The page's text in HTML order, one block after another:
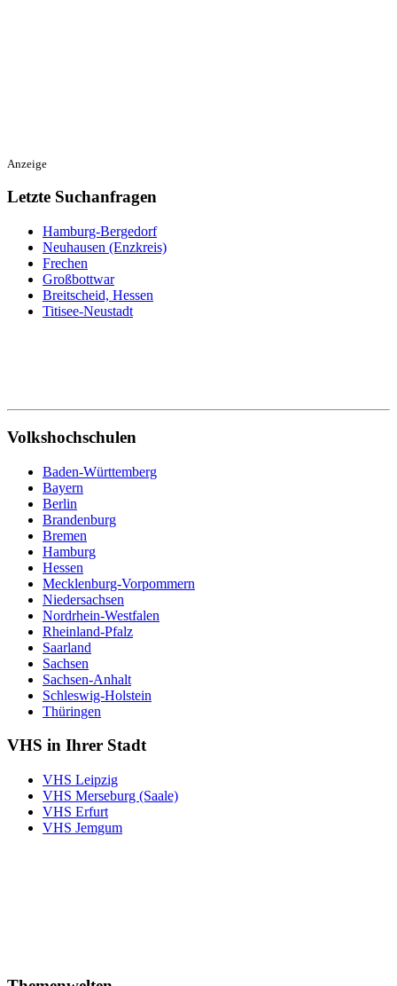
Anzeige
Letzte Suchanfragen
Hamburg-Bergedorf
Neuhausen (Enzkreis)
Frechen
Großbottwar
Breitscheid, Hessen
Titisee-Neustadt
Volkshochschulen
Baden-Württemberg
Bayern
Berlin
Brandenburg
Bremen
Hamburg
Hessen
Mecklenburg-Vorpommern
Niedersachsen
Nordrhein-Westfalen
Rheinland-Pfalz
Saarland
Sachsen
Sachsen-Anhalt
Schleswig-Holstein
Thüringen
VHS in Ihrer Stadt
VHS Leipzig
VHS Merseburg (Saale)
VHS Erfurt
VHS Jemgum